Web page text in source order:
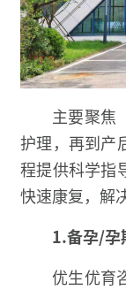
主要聚焦
护理，再到产
程提供科学指
快速康复，解
1.备孕/孕
优生优育